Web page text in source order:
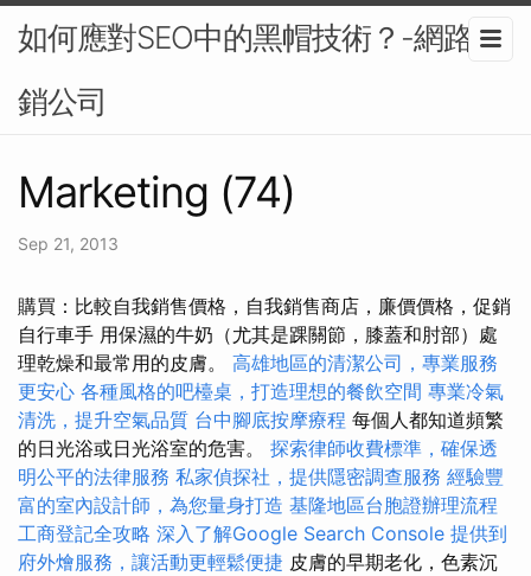
如何應對SEO中的黑帽技術？-網路行
銷公司
Marketing (74)
Sep 21, 2013
購買：比較自我銷售價格，自我銷售商店，廉價價格，促銷
自行車手 用保濕的牛奶（尤其是踝關節，膝蓋和肘部）處
理乾燥和最常用的皮膚。 高雄地區的清潔公司，專業服務
更安心 各種風格的吧檯桌，打造理想的餐飲空間 專業冷氣
清洗，提升空氣品質 台中腳底按摩療程 每個人都知道頻繁
的日光浴或日光浴室的危害。 探索律師收費標準，確保透
明公平的法律服務 私家偵探社，提供隱密調查服務 經驗豐
富的室內設計師，為您量身打造 基隆地區台胞證辦理流程
工商登記全攻略 深入了解Google Search Console 提供到
府外燴服務，讓活動更輕鬆便捷 皮膚的早期老化，色素沉